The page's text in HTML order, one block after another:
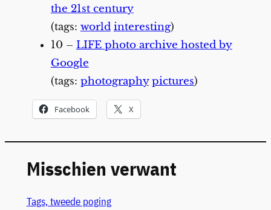
the 21st century
(tags: world interesting)
10 – LIFE photo archive hosted by
Google
(tags: photography pictures)
Facebook X
Misschien verwant
Tags, tweede poging